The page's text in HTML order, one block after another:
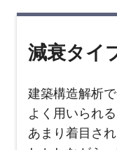
減衰タイ
建築構造解析
よく用いられ
あまり着目され